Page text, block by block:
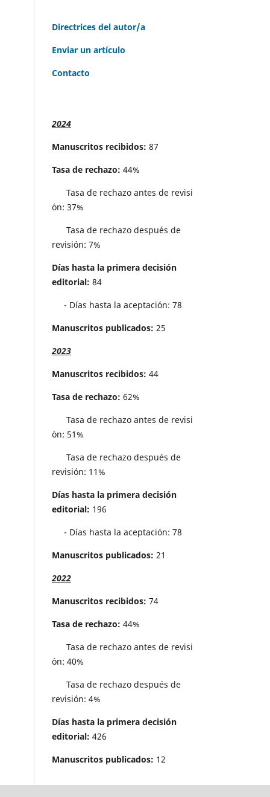
Directrices del autor/a
Enviar un artículo
Contacto
2024
Manuscritos recibidos: 87
Tasa de rechazo: 44%
Tasa de rechazo antes de revisi
´on: 37%
Tasa de rechazo después de
revisión: 7%
Días hasta la primera decisión
editorial: 84
- Días hasta la aceptación: 78
Manuscritos publicados: 25
2023
Manuscritos recibidos: 44
Tasa de rechazo: 62%
Tasa de rechazo antes de revisi
´on: 51%
Tasa de rechazo después de
revisión: 11%
Días hasta la primera decisión
editorial: 196
- Días hasta la aceptación: 78
Manuscritos publicados: 21
2022
Manuscritos recibidos: 74
Tasa de rechazo: 44%
Tasa de rechazo antes de revisi
´on: 40%
Tasa de rechazo después de
revisión: 4%
Días hasta la primera decisión
editorial: 426
Manuscritos publicados: 12